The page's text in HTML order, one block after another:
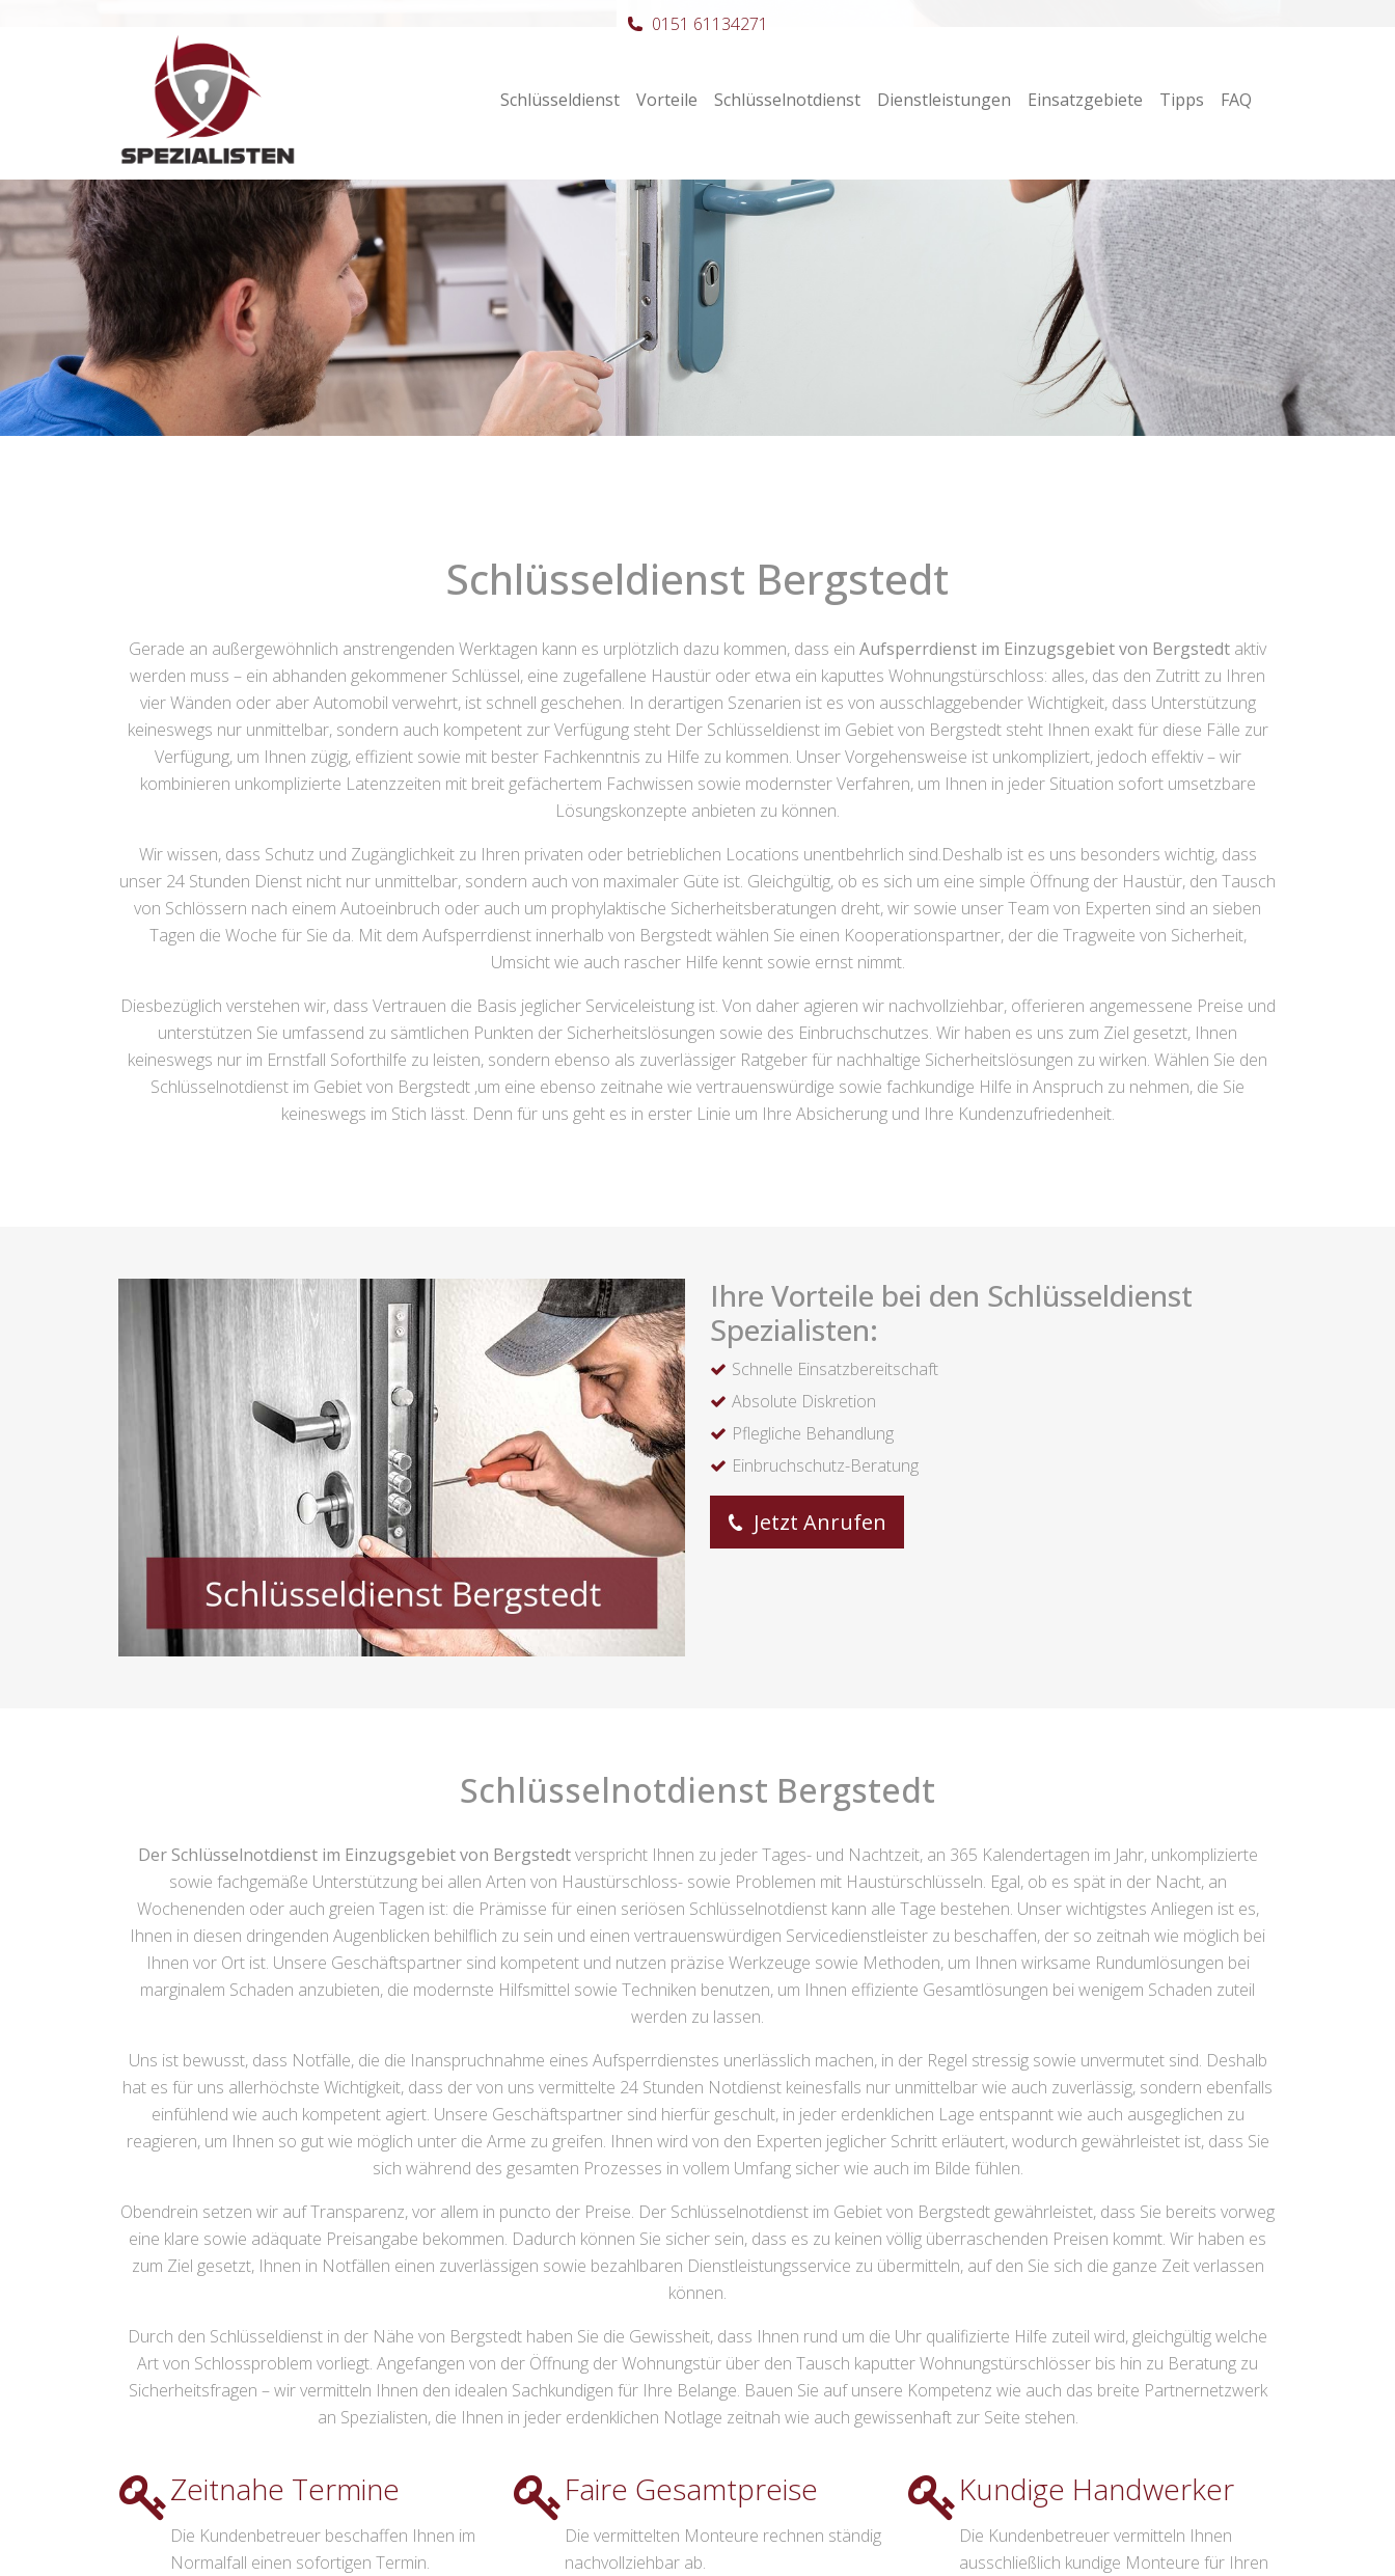
Hauptnavigation Schlüsseldienst Vorteile Schlüsselnotdienst Dienstleistungen Einsatzgebiete Tipps FAQ
0151 61134271
Schlüsseldienst Bergstedt
Gerade an außergewöhnlich anstrengenden Werktagen kann es urplötzlich dazu kommen, dass ein Aufsperrdienst im Einzugsgebiet von Bergstedt aktiv
werden muss – ein abhanden gekommener Schlüssel, eine zugefallene Haustür oder etwa ein kaputtes Wohnungstürschloss: alles, das den Zutritt zu Ihren
vier Wänden oder aber Automobil verwehrt, ist schnell geschehen. In derartigen Szenarien ist es von ausschlaggebender Wichtigkeit, dass Unterstützung
keineswegs nur unmittelbar, sondern auch kompetent zur Verfügung steht Der Schlüsseldienst im Gebiet von Bergstedt steht Ihnen exakt für diese Fälle zur
Verfügung, um Ihnen zügig, effizient sowie mit bester Fachkenntnis zu Hilfe zu kommen. Unser Vorgehensweise ist unkompliziert, jedoch effektiv – wir
kombinieren unkomplizierte Latenzzeiten mit breit gefächertem Fachwissen sowie modernster Verfahren, um Ihnen in jeder Situation sofort umsetzbare
Lösungskonzepte anbieten zu können.
Wir wissen, dass Schutz und Zugänglichkeit zu Ihren privaten oder betrieblichen Locations unentbehrlich sind.Deshalb ist es uns besonders wichtig, dass
unser 24 Stunden Dienst nicht nur unmittelbar, sondern auch von maximaler Güte ist. Gleichgültig, ob es sich um eine simple Öffnung der Haustür, den Tausch
von Schlössern nach einem Autoeinbruch oder auch um prophylaktische Sicherheitsberatungen dreht, wir sowie unser Team von Experten sind an sieben
Tagen die Woche für Sie da. Mit dem Aufsperrdienst innerhalb von Bergstedt wählen Sie einen Kooperationspartner, der die Tragweite von Sicherheit,
Umsicht wie auch rascher Hilfe kennt sowie ernst nimmt.
Diesbezüglich verstehen wir, dass Vertrauen die Basis jeglicher Serviceleistung ist. Von daher agieren wir nachvollziehbar, offerieren angemessene Preise und
unterstützen Sie umfassend zu sämtlichen Punkten der Sicherheitslösungen sowie des Einbruchschutzes. Wir haben es uns zum Ziel gesetzt, Ihnen
keineswegs nur im Ernstfall Soforthilfe zu leisten, sondern ebenso als zuverlässiger Ratgeber für nachhaltige Sicherheitslösungen zu wirken. Wählen Sie den
Schlüsselnotdienst im Gebiet von Bergstedt ,um eine ebenso zeitnahe wie vertrauenswürdige sowie fachkundige Hilfe in Anspruch zu nehmen, die Sie
keineswegs im Stich lässt. Denn für uns geht es in erster Linie um Ihre Absicherung und Ihre Kundenzufriedenheit.
Ihre Vorteile bei den Schlüsseldienst
Spezialisten:
Schnelle Einsatzbereitschaft
Absolute Diskretion
Pflegliche Behandlung
Einbruchschutz-Beratung
Jetzt Anrufen
Schlüsselnotdienst Bergstedt
Der Schlüsselnotdienst im Einzugsgebiet von Bergstedtverspricht Ihnen zu jeder Tages- und Nachtzeit, an 365 Kalendertagen im Jahr, unkomplizierte
sowie fachgemäße Unterstützung bei allen Arten von Haustürschloss- sowie Problemen mit Haustürschlüsseln. Egal, ob es spät in der Nacht, an
Wochenenden oder auch greien Tagen ist: die Prämisse für einen seriösen Schlüsselnotdienst kann alle Tage bestehen. Unser wichtigstes Anliegen ist es,
Ihnen in diesen dringenden Augenblicken behilflich zu sein und einen vertrauenswürdigen Servicedienstleister zu beschaffen, der so zeitnah wie möglich bei
Ihnen vor Ort ist. Unsere Geschäftspartner sind kompetent und nutzen präzise Werkzeuge sowie Methoden, um Ihnen wirksame Rundumlösungen bei
marginalem Schaden anzubieten, die modernste Hilfsmittel sowie Techniken benutzen, um Ihnen effiziente Gesamtlösungen bei wenigem Schaden zuteil
werden zu lassen.
Uns ist bewusst, dass Notfälle, die die Inanspruchnahme eines Aufsperrdienstes unerlässlich machen, in der Regel stressig sowie unvermutet sind. Deshalb
hat es für uns allerhöchste Wichtigkeit, dass der von uns vermittelte 24 Stunden Notdienst keinesfalls nur unmittelbar wie auch zuverlässig, sondern ebenfalls
einfühlend wie auch kompetent agiert. Unsere Geschäftspartner sind hierfür geschult, in jeder erdenklichen Lage entspannt wie auch ausgeglichen zu
reagieren, um Ihnen so gut wie möglich unter die Arme zu greifen. Ihnen wird von den Experten jeglicher Schritt erläutert, wodurch gewährleistet ist, dass Sie
sich während des gesamten Prozesses in vollem Umfang sicher wie auch im Bilde fühlen.
Obendrein setzen wir auf Transparenz, vor allem in puncto der Preise. Der Schlüsselnotdienst im Gebiet von Bergstedt gewährleistet, dass Sie bereits vorweg
eine klare sowie adäquate Preisangabe bekommen. Dadurch können Sie sicher sein, dass es zu keinen völlig überraschenden Preisen kommt. Wir haben es
zum Ziel gesetzt, Ihnen in Notfällen einen zuverlässigen sowie bezahlbaren Dienstleistungsservice zu übermitteln, auf den Sie sich die ganze Zeit verlassen
können.
Durch den Schlüsseldienst in der Nähe von Bergstedt haben Sie die Gewissheit, dass Ihnen rund um die Uhr qualifizierte Hilfe zuteil wird, gleichgültig welche
Art von Schlossproblem vorliegt. Angefangen von der Öffnung der Wohnungstür über den Tausch kaputter Wohnungstürschlösser bis hin zu Beratung zu
Sicherheitsfragen – wir vermitteln Ihnen den idealen Sachkundigen für Ihre Belange. Bauen Sie auf unsere Kompetenz wie auch das breite Partnernetzwerk
an Spezialisten, die Ihnen in jeder erdenklichen Notlage zeitnah wie auch gewissenhaft zur Seite stehen.
Zeitnahe Termine
Die Kundenbetreuer beschaffen Ihnen im
Normalfall einen sofortigen Termin.
Faire Gesamtpreise
Die vermittelten Monteure rechnen ständig
nachvollziehbar ab.
Kundige Handwerker
Die Kundenbetreuer vermitteln Ihnen
ausschließlich kundige Monteure für Ihren